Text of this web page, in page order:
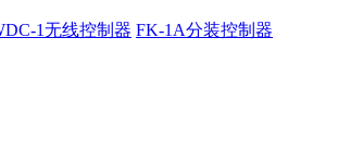
1无线控制器 FK-1A分装控制器